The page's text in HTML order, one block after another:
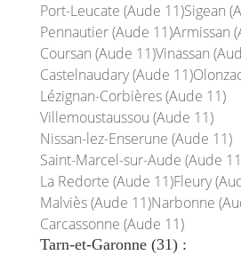
Port-Leucate (Aude 11)Sigean
Pennautier (Aude 11)Armissan
Coursan (Aude 11)Vinassan
Castelnaudary (Aude 11)
Lézignan-Corbières (Aude 11)
Villemoustaussou (Aude 11)
Nissan-lez-Enserune (Aude 11)
Saint-Marcel-sur-Aude (Aude
La Redorte (Aude 11)Fleury
Malviès (Aude 11)Narbonne
Carcassonne (Aude 11)
Tarn-et-Garonne (31) :